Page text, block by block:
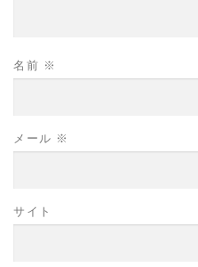
名前 ※
メール ※
サイト